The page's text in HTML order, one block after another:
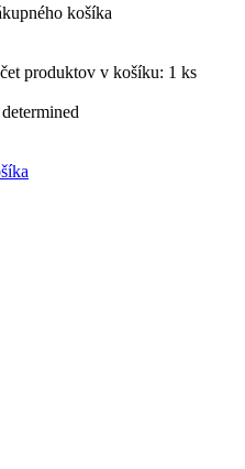
košíka
produktov v košíku: 1 ks